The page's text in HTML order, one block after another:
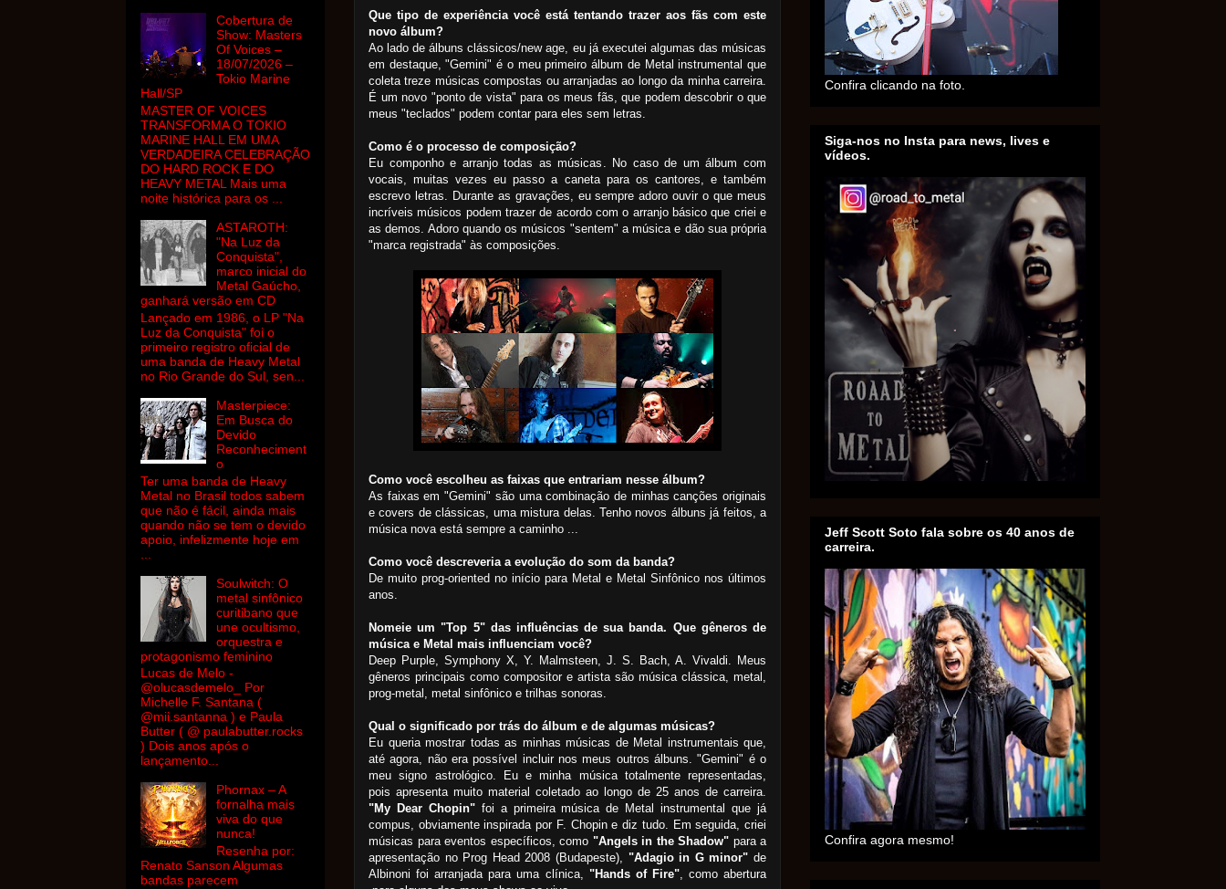
Que tipo de experiência você está tentando trazer aos fãs com este
novo álbum?
Ao lado de álbuns clássicos/new age, eu já executei algumas das músicas
em destaque, "Gemini" é o meu primeiro álbum de Metal instrumental que
coleta treze músicas compostas ou arranjadas ao longo da minha carreira.
É um novo "ponto de vista" para os meus fãs, que podem descobrir o que
meus "teclados" podem contar para eles sem letras.
Como é o processo de composição?
Eu componho e arranjo todas as músicas. No caso de um álbum com
vocais, muitas vezes eu passo a caneta para os cantores, e também
escrevo letras. Durante as gravações, eu sempre adoro ouvir o que meus
incríveis músicos podem trazer de acordo com o arranjo básico que criei e
as demos. Adoro quando os músicos "sentem" a música e dão sua própria
"marca registrada" às composições.
Como você escolheu as faixas que entrariam nesse álbum?
As faixas em "Gemini" são uma combinação de minhas canções originais
e covers de clássicas, uma mistura delas. Tenho novos álbuns já feitos, a
música nova está sempre a caminho ...
Como você descreveria a evolução do som da banda?
De muito prog-oriented no início para Metal e Metal Sinfônico nos últimos
anos.
Nomeie um "Top 5" das influências de sua banda. Que gêneros de
música e Metal mais influenciam você?
Deep Purple, Symphony X, Y. Malmsteen, J. S. Bach, A. Vivaldi. Meus
gêneros principais como compositor e artista são música clássica, metal,
prog-metal, metal sinfônico e trilhas sonoras.
Qual o significado por trás do álbum e de algumas músicas?
Eu queria mostrar todas as minhas músicas de Metal instrumentais que,
até agora, não era possível incluir nos meus outros álbuns."Gemini" é o
meu signo astrológico. Eu e minha música totalmente representadas,
pois apresenta muito material coletado ao longo de 25 anos de carreira.
"My Dear Chopin" foi a primeira música de Metal instrumental que já
compus, obviamente inspirada por F. Chopin e diz tudo. Em seguida, criei
músicas para eventos específicos, como "Angels in the Shadow" para a
apresentação no Prog Head 2008 (Budapeste), "Adagio in G minor" de
Albinoni foi arranjada para uma clínica, "Hands of Fire", como abertura
Cobertura de
Show: Masters
Of Voices –
18/07/2026 –
Tokio Marine
Hall/SP
MASTER OF VOICES
TRANSFORMA O TOKIO
MARINE HALL EM UMA
VERDADEIRA CELEBRAÇÃO
DO HARD ROCK E DO
HEAVY METAL Mais uma
noite histórica para os ...
ASTAROTH:
"Na Luz da
Conquista",
marco inicial do
Metal Gaúcho,
ganhará versão em CD
Lançado em 1986, o LP "Na
Luz da Conquista" foi o
primeiro registro oficial de
uma banda de Heavy Metal
no Rio Grande do Sul, sen...
Masterpiece:
Em Busca do
Devido
Reconheciment
o
Ter uma banda de Heavy
Metal no Brasil todos sabem
que não é fácil, ainda mais
quando não se tem o devido
apoio, infelizmente hoje em
Soulwitch: O
metal sinfônico
curitibano que
une ocultismo,
orquestra e
protagonismo feminino
Lucas de Melo -
@olucasdemelo_ Por
Michelle F. Santana (
@mii.santanna ) e Paula
Butter ( @ paulabutter.rocks
) Dois anos após o
lançamento...
Phornax – A
fornalha mais
viva do que
nunca!
Resenha por:
Renato Sanson Algumas
bandas parecem
Confira clicando na foto.
Siga-nos no Insta para news, lives e
vídeos.
Jeff Scott Soto fala sobre os 40 anos de
carreira.
Confira agora mesmo!